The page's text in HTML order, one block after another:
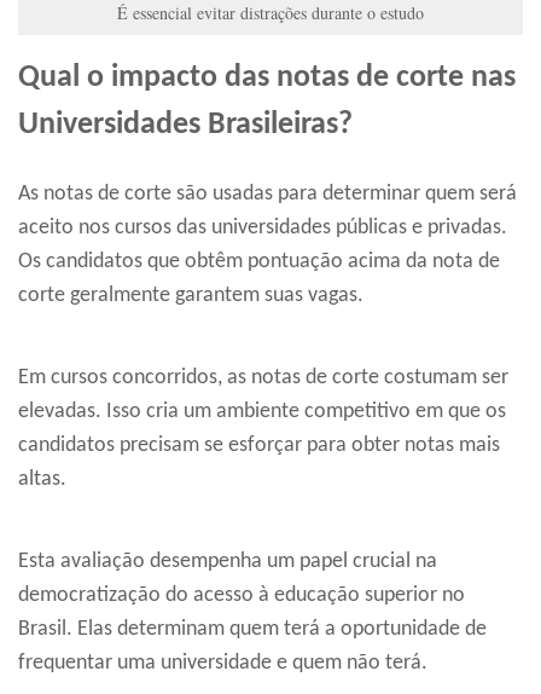
É essencial evitar distrações durante o estudo
Qual o impacto das notas de corte nas
Universidades Brasileiras?
As notas de corte são usadas para determinar quem será
aceito nos cursos das universidades públicas e privadas.
Os candidatos que obtêm pontuação acima da nota de
corte geralmente garantem suas vagas.
Em cursos concorridos, as notas de corte costumam ser
elevadas. Isso cria um ambiente competitivo em que os
candidatos precisam se esforçar para obter notas mais
altas.
Esta avaliação desempenha um papel crucial na
democratização do acesso à educação superior no
Brasil. Elas determinam quem terá a oportunidade de
frequentar uma universidade e quem não terá.